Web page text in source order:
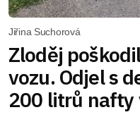
Jiřina Suchorová
Zloděj
vozu. Odjel s
200 litrů nafty